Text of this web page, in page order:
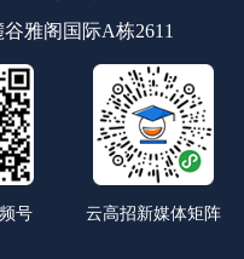
雅阁国际A栋2611
号 云高招新媒体矩阵